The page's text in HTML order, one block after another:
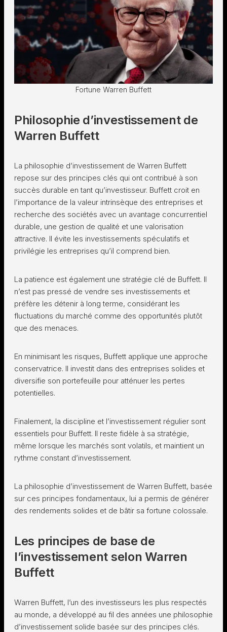
Fortune Warren Buffett
Philosophie d’investissement de
Warren Buffett
La philosophie d’investissement de Warren Buffett
repose sur des principes clés qui ont contribué à son
succès durable en tant qu’investisseur. Buffett croit en
l’importance de la valeur intrinsèque des entreprises et
recherche des sociétés avec un avantage concurrentiel
durable, une gestion de qualité et une valorisation
attractive. Il évite les investissements spéculatifs et
privilégie les entreprises qu’il comprend bien.
La patience est également une stratégie clé de Buffett. Il
n’est pas pressé de vendre ses investissements et
préfère les détenir à long terme, considérant les
fluctuations du marché comme des opportunités plutôt
que des menaces.
En minimisant les risques, Buffett applique une approche
conservatrice. Il investit dans des entreprises solides et
diversifie son portefeuille pour atténuer les pertes
potentielles.
Finalement, la discipline et l’investissement régulier sont
essentiels pour Buffett. Il reste fidèle à sa stratégie,
même lorsque les marchés sont volatils, et maintient un
rythme constant d’investissement.
La philosophie d’investissement de Warren Buffett, basée
sur ces principes fondamentaux, lui a permis de générer
des rendements solides et de bâtir sa fortune colossale.
Les principes de base de
l’investissement selon Warren
Buffett
Warren Buffett, l’un des investisseurs les plus respectés
au monde, a développé au fil des années une philosophie
d’investissement solide basée sur des principes clés.